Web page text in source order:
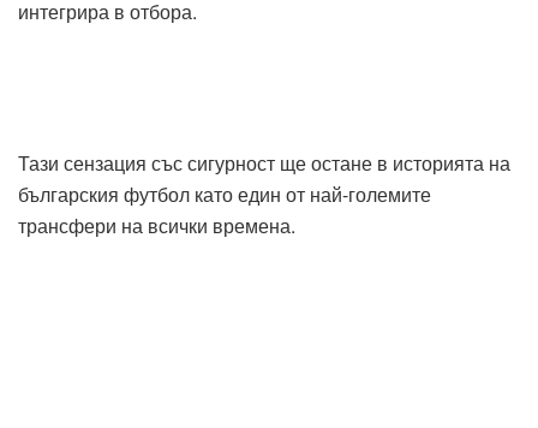
интегрира в отбора.
Тази сензация със сигурност ще остане в историята на
българския футбол като един от най-големите
трансфери на всички времена.